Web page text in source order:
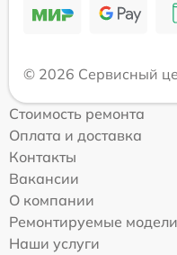
© 2026 Сервисный
Стоимость ремонта
Оплата и доставка
Контакты
Вакансии
О компании
Ремонтируемые модели
Наши услуги